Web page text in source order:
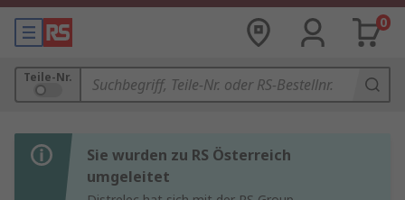
0
Teile-Nr.
Sie wurden zu RS Österreich
umgeleitet